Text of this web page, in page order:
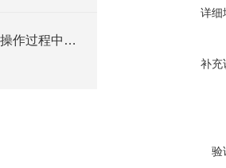
间歇精馏精馏装置在操作过程中具有如下特点
详细
补充
验